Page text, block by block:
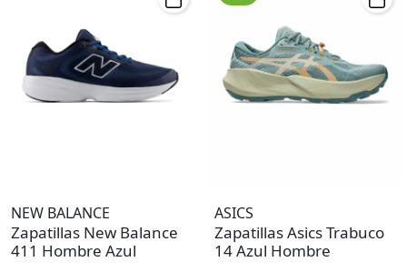
NEW BALANCE
Zapatillas New Balance
411 Hombre Azul
ASICS
Zapatillas Asics Trabuco
14 Azul Hombre